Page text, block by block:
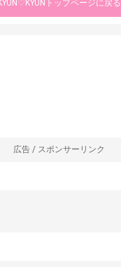
トップページに戻る
広告 / スポンサーリンク